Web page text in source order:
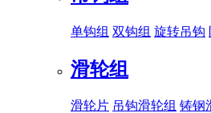
单钩组 双钩组 旋转吊钩
滑轮组
滑轮片 吊钩滑轮组 铸钢